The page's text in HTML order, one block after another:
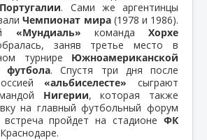
Португалии. Сами же аргентинцы
Чемпионат мира(1978 и 1986).
«Мундиаль» команда Хорхе
заняв третье место в
турнире Южноамериканской
футбола. Спустя три дня после
«альбиселесте» сыграют
Нигерии, которая также
на главный футбольный форум
пройдет на стадионе ФК